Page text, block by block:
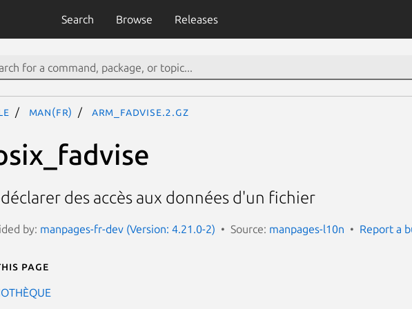
Search Browse Releases
man(fr) arm_fadvise.2.gz
des accès aux données d'un fichier
by: manpages-fr-dev (Version: 4.21.0-2) Source: manpages-l10n Report a
page